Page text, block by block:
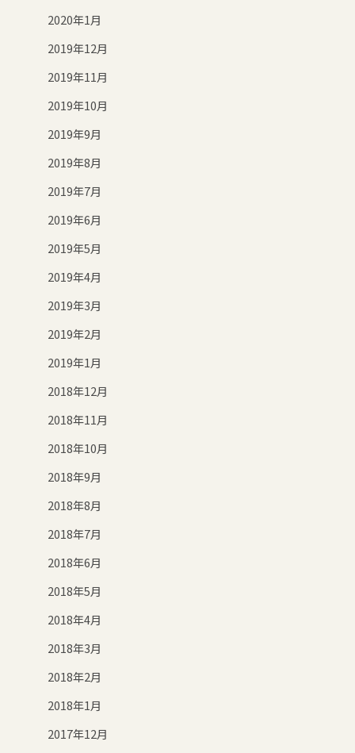
2020年1月
2019年12月
2019年11月
2019年10月
2019年9月
2019年8月
2019年7月
2019年6月
2019年5月
2019年4月
2019年3月
2019年2月
2019年1月
2018年12月
2018年11月
2018年10月
2018年9月
2018年8月
2018年7月
2018年6月
2018年5月
2018年4月
2018年3月
2018年2月
2018年1月
2017年12月